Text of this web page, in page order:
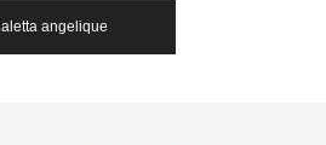
aletta angelique